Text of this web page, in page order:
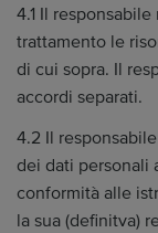
4.1 Il
trattamento le
di cui sopra. Il
accordi separati.
4.2 Il
dei dati personali
conformità alle
la sua (definitva)